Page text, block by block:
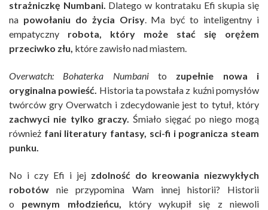
strażniczkę Numbani. Dlatego w kontrataku Efi skupia się
na powołaniu do życia Orisy. Ma być to inteligentny i
empatyczny robota, który może stać się orężem
przeciwko złu, które zawisło nad miastem.
Overwatch: Bohaterka Numbanito zupełnie nowa i
oryginalna powieść. Historia ta powstała z kuźni pomysłów
twórców gry Overwatch i zdecydowanie jest to tytuł, który
zachwyci nie tylko graczy. Śmiało sięgać po niego mogą
również fani literatury fantasy, sci-fi i pogranicza steam
punku.
No i czy Efi i jej zdolność do kreowania niezwykłych
robotów nie przypomina Wam innej historii? Historii
o pewnym młodzieńcu, który wykupił się z niewoli